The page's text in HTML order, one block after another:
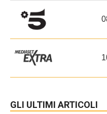
GLI ULTIMI ARTICOLI